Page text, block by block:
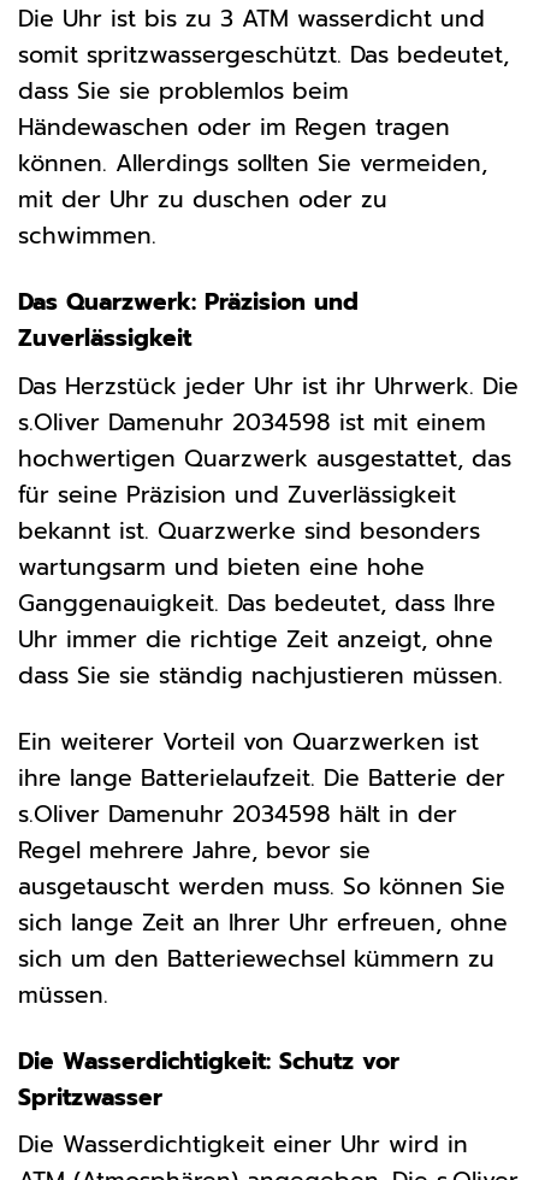
Die Uhr ist bis zu 3 ATM wasserdicht und
somit spritzwassergeschützt. Das bedeutet,
dass Sie sie problemlos beim
Händewaschen oder im Regen tragen
können. Allerdings sollten Sie vermeiden,
mit der Uhr zu duschen oder zu
schwimmen.
Das Quarzwerk: Präzision und
Zuverlässigkeit
Das Herzstück jeder Uhr ist ihr Uhrwerk. Die
s.Oliver Damenuhr 2034598 ist mit einem
hochwertigen Quarzwerk ausgestattet, das
für seine Präzision und Zuverlässigkeit
bekannt ist. Quarzwerke sind besonders
wartungsarm und bieten eine hohe
Ganggenauigkeit. Das bedeutet, dass Ihre
Uhr immer die richtige Zeit anzeigt, ohne
dass Sie sie ständig nachjustieren müssen.
Ein weiterer Vorteil von Quarzwerken ist
ihre lange Batterielaufzeit. Die Batterie der
s.Oliver Damenuhr 2034598 hält in der
Regel mehrere Jahre, bevor sie
ausgetauscht werden muss. So können Sie
sich lange Zeit an Ihrer Uhr erfreuen, ohne
sich um den Batteriewechsel kümmern zu
müssen.
Die Wasserdichtigkeit: Schutz vor
Spritzwasser
Die Wasserdichtigkeit einer Uhr wird in